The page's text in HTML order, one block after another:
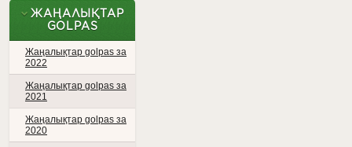
ЖАҢАЛЫҚТАР
GOLPAS
Жаңалықтар golpas за
2022
Жаңалықтар golpas за
2021
Жаңалықтар golpas за
2020